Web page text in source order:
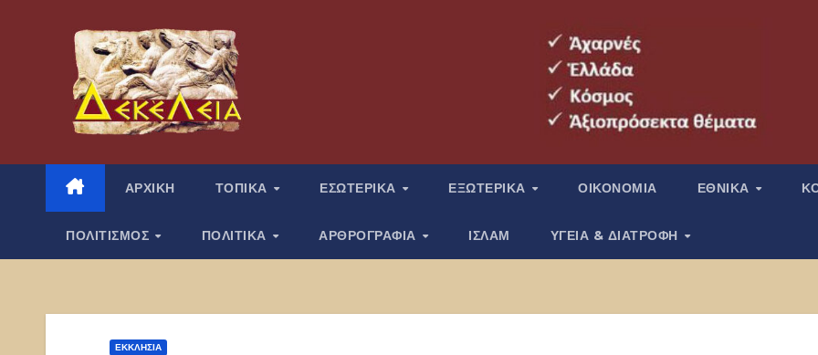
περιεχόμενο
ΑΡΧΙΚΗ ΤΟΠΙΚΑ ΕΣΩΤΕΡΙΚΑ ΕΞΩΤΕΡΙΚΑ ΟΙΚΟΝΟΜΙΑ ΕΘΝΙΚΑ
ΠΟΛΙΤΙΣΜΟΣ ΠΟΛΙΤΙΚΑ ΑΡΘΡΟΓΡΑΦΙΑ ΙΣΛΑΜ ΥΓΕΙΑ & ΔΙΑΤΡΟΦΗ
ΕΚΚΛΗΣΊΑ